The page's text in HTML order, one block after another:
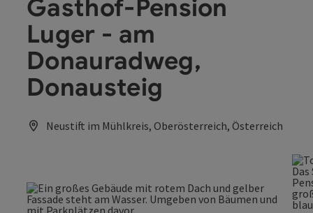
Gasthof-Pension
Luger - am
Donauradweg,
Donausteig
Neustift im Mühlkreis, Oberösterreich, Österreich